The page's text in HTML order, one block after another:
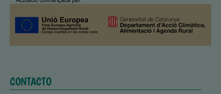
CONTACTO